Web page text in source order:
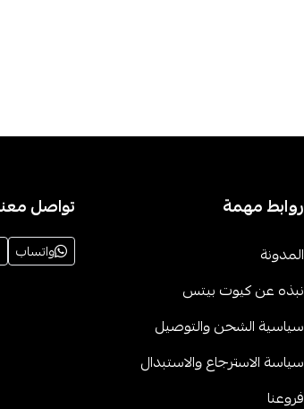
روابط مهمة
المدونة
نبذه عن كيوت بيتس
سياسية الشحن والتوصيل
سياسة الاسترجاع والاستبدال
فروعنا
تواصل
واتساب